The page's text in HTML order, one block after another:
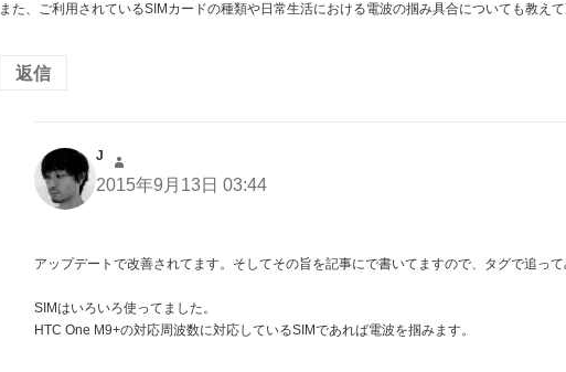
また、ご利用されているSIMカードの種類や日常生活における電波の掴み具合についても教えて
返信
J
り:
2015年9月13日 03:44
アップデートで改善されてます。そしてその旨を記事にで書いてますので、タグで追って
SIMはいろいろ使ってました。
HTC One M9+の対応周波数に対応しているSIMであれば電波を掴みます。